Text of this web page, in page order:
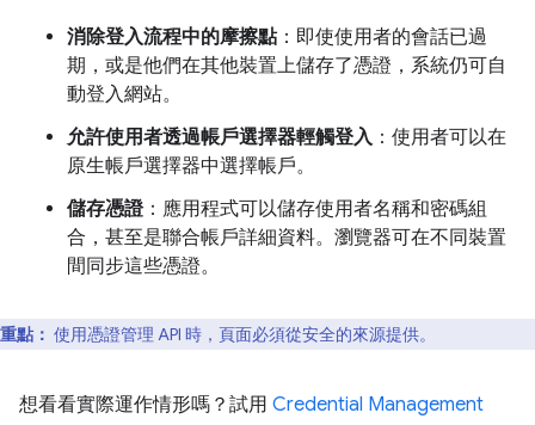
消除登入流程中的摩擦點：即使使用者的會話已過
期，或是他們在其他裝置上儲存了憑證，系統仍可自
動登入網站。
允許使用者透過帳戶選擇器輕觸登入：使用者可以在
原生帳戶選擇器中選擇帳戶。
儲存憑證：應用程式可以儲存使用者名稱和密碼組
合，甚至是聯合帳戶詳細資料。瀏覽器可在不同裝置
間同步這些憑證。
重點： 使用憑證管理 API 時，頁面必須從安全的來源提供。
想看看實際運作情形嗎？試用 Credential Management